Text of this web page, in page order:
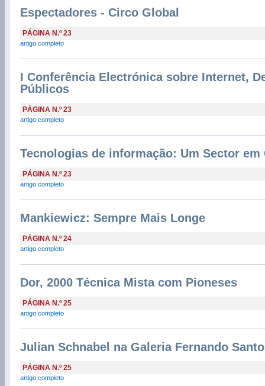
Espectadores - Circo Global
PÁGINA N.º 23
artigo completo
I Conferência Electrónica sobre Internet,
Públicos
PÁGINA N.º 23
artigo completo
Tecnologias de informação: Um Sector em
PÁGINA N.º 23
artigo completo
Mankiewicz: Sempre Mais Longe
PÁGINA N.º 24
artigo completo
Dor, 2000 Técnica Mista com Pioneses
PÁGINA N.º 25
artigo completo
Julian Schnabel na Galeria Fernando
PÁGINA N.º 25
artigo completo